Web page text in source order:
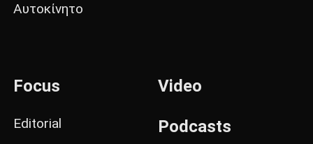
Αυτοκίνητο
Focus
Editorial
Video
Podcasts